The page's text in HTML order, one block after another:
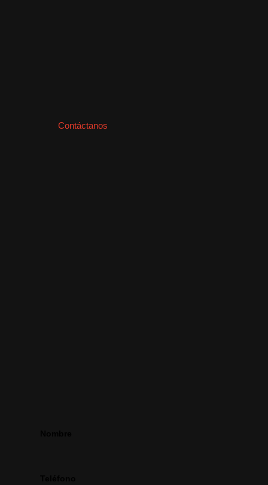
Contáctanos